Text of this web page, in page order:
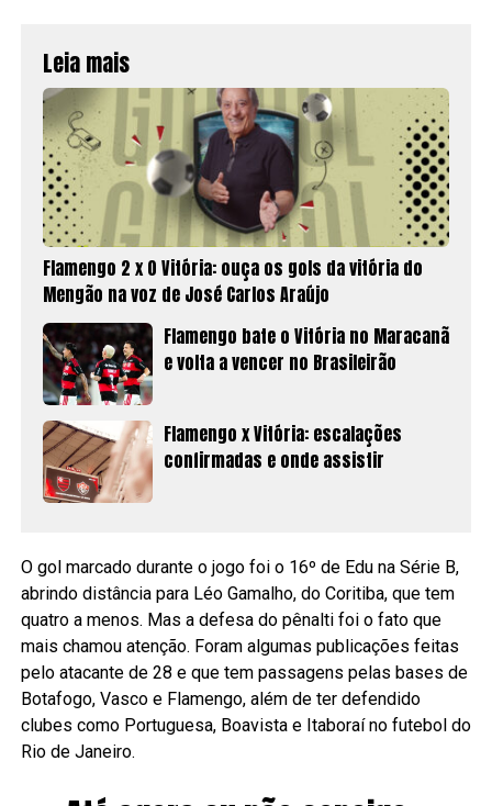
Leia mais
Flamengo 2 x 0 Vitória: ouça os gols da vitória do
Mengão na voz de José Carlos Araújo
Flamengo bate o Vitória no Maracanã
e volta a vencer no Brasileirão
Flamengo x Vitória: escalações
confirmadas e onde assistir
O gol marcado durante o jogo foi o 16º de Edu na Série B,
abrindo distância para Léo Gamalho, do Coritiba, que tem
quatro a menos. Mas a defesa do pênalti foi o fato que
mais chamou atenção. Foram algumas publicações feitas
pelo atacante de 28 e que tem passagens pelas bases de
Botafogo, Vasco e Flamengo, além de ter defendido
clubes como Portuguesa, Boavista e Itaboraí no futebol do
Rio de Janeiro.